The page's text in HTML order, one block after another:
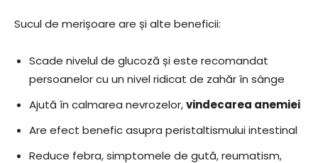
Sucul de merișoare are și alte beneficii:
Scade nivelul de glucoză și este recomandat
persoanelor cu un nivel ridicat de zahăr în sânge
Ajută în calmarea nevrozelor,vindecarea anemiei
Are efect benefic asupra peristaltismului intestinal
Reduce febra, simptomele de gută, reumatism,